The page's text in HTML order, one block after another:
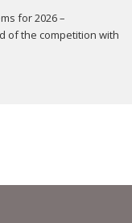
for 2026 –
of the competition with